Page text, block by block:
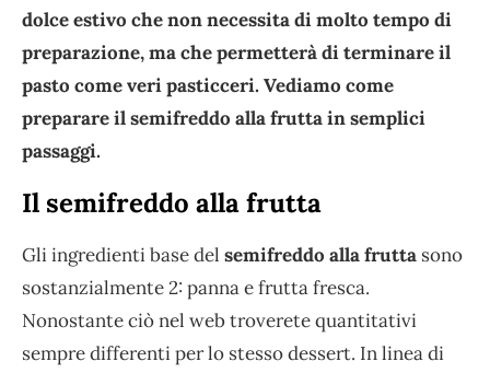
dolce estivo che non necessita di molto tempo di
preparazione, ma che permetterà di terminare il
pasto come veri pasticceri. Vediamo come
preparare il semifreddo alla frutta in semplici
passaggi.
Il semifreddo alla frutta
Gli ingredienti base del semifreddo alla frutta sono
sostanzialmente 2: panna e frutta fresca.
Nonostante ciò nel web troverete quantitativi
sempre differenti per lo stesso dessert. In linea di